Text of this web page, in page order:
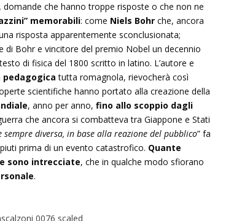
che hanno troppe risposte o che non ne
memorabili: come Niels Bohrche, ancora
risposta apparentemente sconclusionata;
di Bohr e vincitore del premio Nobel un decennio
di fisica del 1800 scritto in latino. L’autore e
pedagogica tutta romagnola, rievocherà così
scientifiche hanno portato alla creazione della
, anno per anno, fino allo scoppio dagli
che ancora si combatteva tra Giappone e Stati
diversa, in base alla reazione del pubblico” fa
prima di un evento catastrofico. Quante
sono intrecciate, che in qualche modo sfiorano
.